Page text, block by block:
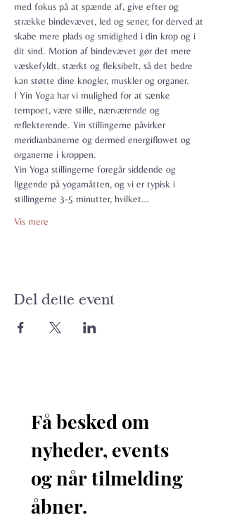
med fokus på at spænde af, give efter og
strække bindevævet, led og sener, for derved at
skabe mere plads og smidighed i din krop og i
dit sind. Motion af bindevævet gør det mere
væskefyldt, stærkt og fleksibelt, så det bedre
kan støtte dine knogler, muskler og organer.
I Yin Yoga har vi mulighed for at sænke
tempoet, være stille, nærværende og
reflekterende. Yin stillingerne påvirker
meridianbanerne og dermed energiflowet og
organerne i kroppen.
Yin Yoga stillingerne foregår siddende og
liggende på yogamåtten, og vi er typisk i
stillingerne 3-5 minutter, hvilket…
Vis mere
Del dette event
Få besked om
nyheder, events
og når tilmelding